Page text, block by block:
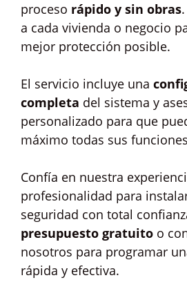
proceso rápido y sin obras
a cada vivienda o negocio
mejor protección posible.
El servicio incluye una
completa del sistema y
personalizado para que
máximo todas sus
Confía en nuestra
profesionalidad para
seguridad con total
presupuesto gratuito o
nosotros para programar
rápida y efectiva.